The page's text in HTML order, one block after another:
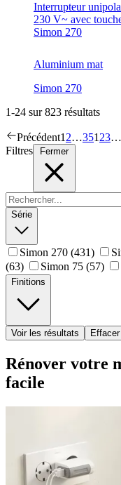
Interrupteur
230 V~ avec
Simon 270
Aluminium mat
Simon 270
1-24 sur 823 résultats
Précédent12…35123…
Filtres
Fermer
Série
Simon 270 (431)
(63)
Simon 75 (57)
Finitions
Voir les résultats
Rénover votre
facile